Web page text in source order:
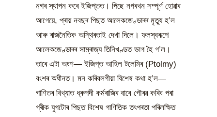
নগৰ স্থাপন কৰে ইজিপ্তত। পিছে নগৰখন সম্পূৰ্ণ হোৱাৰ
আগেয়ে, প্ৰায় নবছৰ পিছত আলেকজেণ্ডাৰৰ মৃত্যু হ’ল
আৰু ৰাজনৈতিক অস্থিৰতাই দেখা দিলে। ফলস্বৰূপে
আলেকজেণ্ডাৰৰ সাম্ৰাজ্য তিনিখণ্ডত ভাগ হৈ গ’ল।
তাৰে এটা অংশ— ইজিপ্ত আহিল টলেমিৰ (Ptolmy)
বংশৰ অধীনত। মন কৰিবলগীয়া বিশেষ কথা হ’ল—
গাণিতৰ বিখ্যাত ধ্ৰুপদী কৰ্মৰাজিৰ বাবে গৌৰৱ কৰিব পৰা
গ্ৰীক যুগটোৰ পিছত বিশেষ গাণিতিক তৎপৰতা পৰিলক্ষিত